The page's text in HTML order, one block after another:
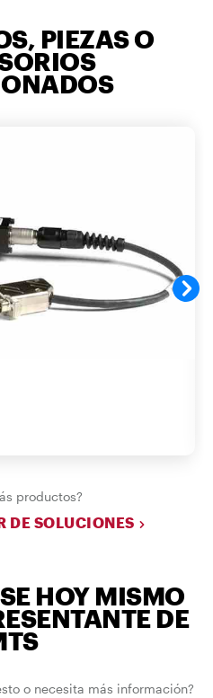
PIEZAS O
productos?
DE SOLUCIONES
HOY MISMO
DE
o necesita más información?